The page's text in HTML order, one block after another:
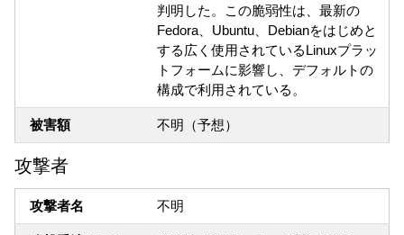
判明した。この脆弱性は、最新の
Fedora、Ubuntu、Debianをはじめと
する広く使用されているLinuxプラッ
トフォームに影響し、デフォルトの
構成で利用されている。
被害額 不明（予想）
攻撃者
攻撃者名 不明